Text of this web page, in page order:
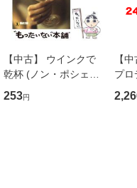
【中古】 ウインクで
乾杯 (ノン・ポシェッ
ト) / 東野圭吾 / 祥伝
社 [文庫]【メール便送
253円
【
プロ
OX]
【